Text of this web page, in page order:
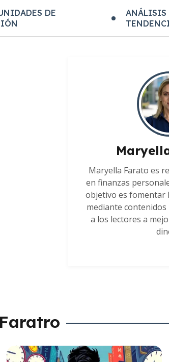
DE
ANÁLISIS
Maryella Farato es
en finanzas
objetivo es fomentar
mediante
a los lectores a